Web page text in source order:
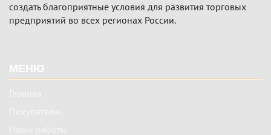
создать благоприятные условия для развития торговых
предприятий во всех регионах России.
МЕНЮ